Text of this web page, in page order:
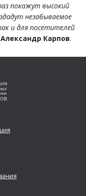
покажут высокий
незабываемое
и для посетителей
Александр Карпов.